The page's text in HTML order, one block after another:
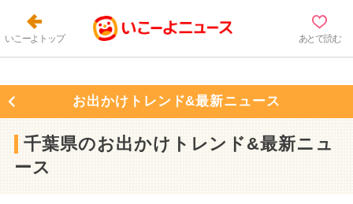
いこーよトップ あとで読む
お出かけトレンド&最新ニュース
千葉県のお出かけトレンド&最新ニュ
ース